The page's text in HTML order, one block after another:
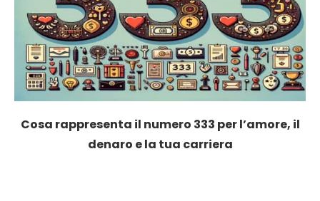
Cosa rappresenta il numero 333 per l’amore, il
denaro e la tua carriera